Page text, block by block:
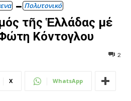
Πολυτονικό
τῆς Ἑλλάδας μέ
Κόντογλου
2
X WhatsApp